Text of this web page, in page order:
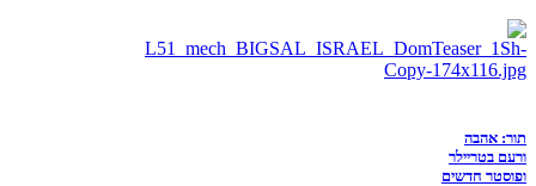
תור: אהבה
ורעם בטריילר
ופוסטר חדשים